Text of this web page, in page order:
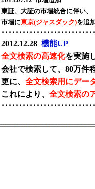
東証、大証の市場統合に伴い、
市場に東京(ジャスダック)を追
･････････････････････････
2012.12.28 機能UP
全文検索の高速化を実施
会社で検索して、80万件
更に、 全文検索用にデー
これにより、 全文検索の
･････････････････････････